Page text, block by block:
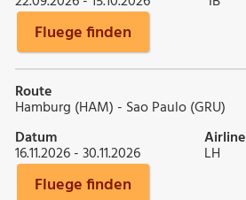
Fluege finden
Route
Hamburg (HAM) - Sao Paulo (GRU)
Datum
16.11.2026 - 30.11.2026
Airline
LH
Fluege finden